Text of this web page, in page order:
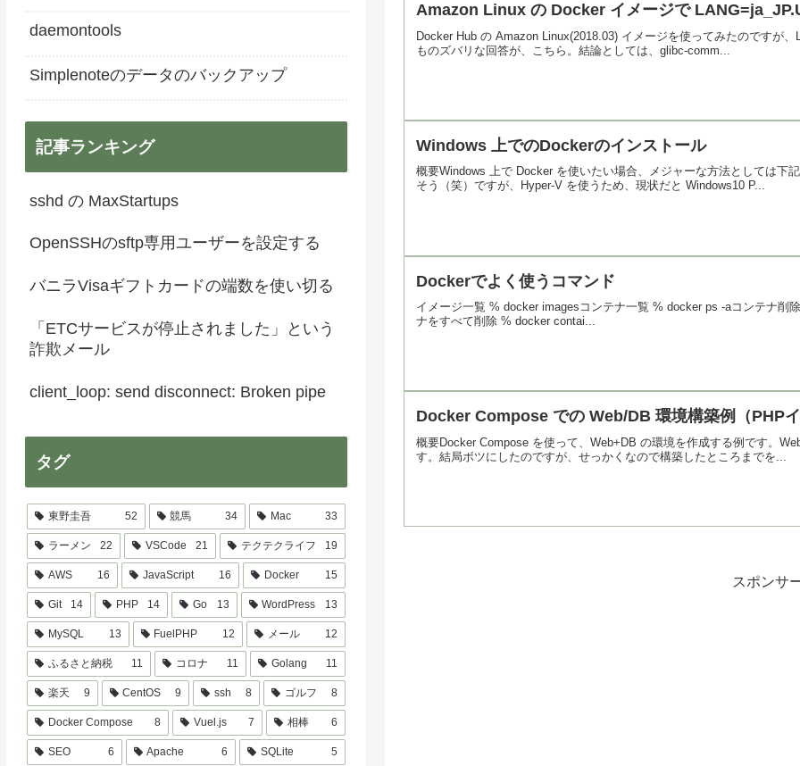
Amazon Linux の Docker イメージで
Docker Hub の Amazon Linux(2018.03) イメージを使ってみたのですが
ものズバリな回答が、こちら。結論としては、glibc-comm...
Windows 上でのDockerのインストール
概要Windows 上で Docker を使いたい場合、メジャーな方法としては下
そう（笑）ですが、Hyper-V を使うため、現状だと Windows10 P...
Dockerでよく使うコマンド
イメージ一覧 % docker imagesコンテナ一覧 % docker ps -aコンテナ
ナをすべて削除 % docker contai...
Docker Compose での Web/DB 環境構築例（PHPイ
概要Docker Compose を使って、Web+DB の環境を作成する例です。
す。結局ボツにしたのですが、せっかくなので構築したところまでを...
スポンサ
daemontools
Simplenoteのデータのバックアップ
記事ランキング
sshd の MaxStartups
OpenSSHのsftp専用ユーザーを設定する
バニラVisaギフトカードの端数を使い切る
「ETCサービスが停止されました」という
詐欺メール
client_loop: send disconnect: Broken pipe
タグ
東野圭吾 52 競馬 34 Mac 33
ラーメン 22 VSCode 21 テクテクライフ 19
AWS 16 JavaScript 16 Docker 15
Git 14 PHP 14 Go 13 WordPress 13
MySQL 13 FuelPHP 12 メール 12
ふるさと納税 11 コロナ 11 Golang 11
楽天 9 CentOS 9 ssh 8 ゴルフ 8
Docker Compose 8 Vuel.js 7 相棒 6
SEO 6 Apache 6 SQLite 5